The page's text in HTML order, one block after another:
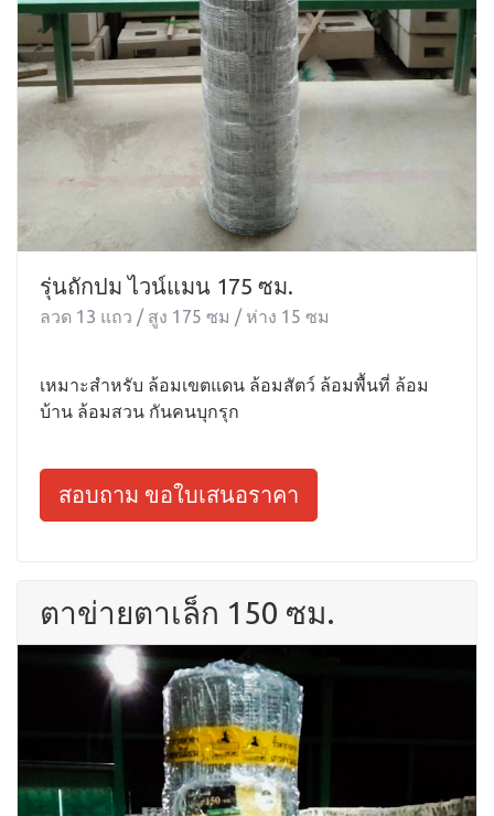
รุ่นถักปม ไวน์แมน 175 ซม.
ลวด 13 แถว / สูง 175 ซม / ห่าง 15 ซม
เหมาะสำหรับ ล้อมเขตแดน ล้อมสัตว์ ล้อมพื้นที่ ล้อม
บ้าน ล้อมสวน กันคนบุกรุก
สอบถาม ขอใบเสนอราคา
ตาข่ายตาเล็ก 150 ซม.